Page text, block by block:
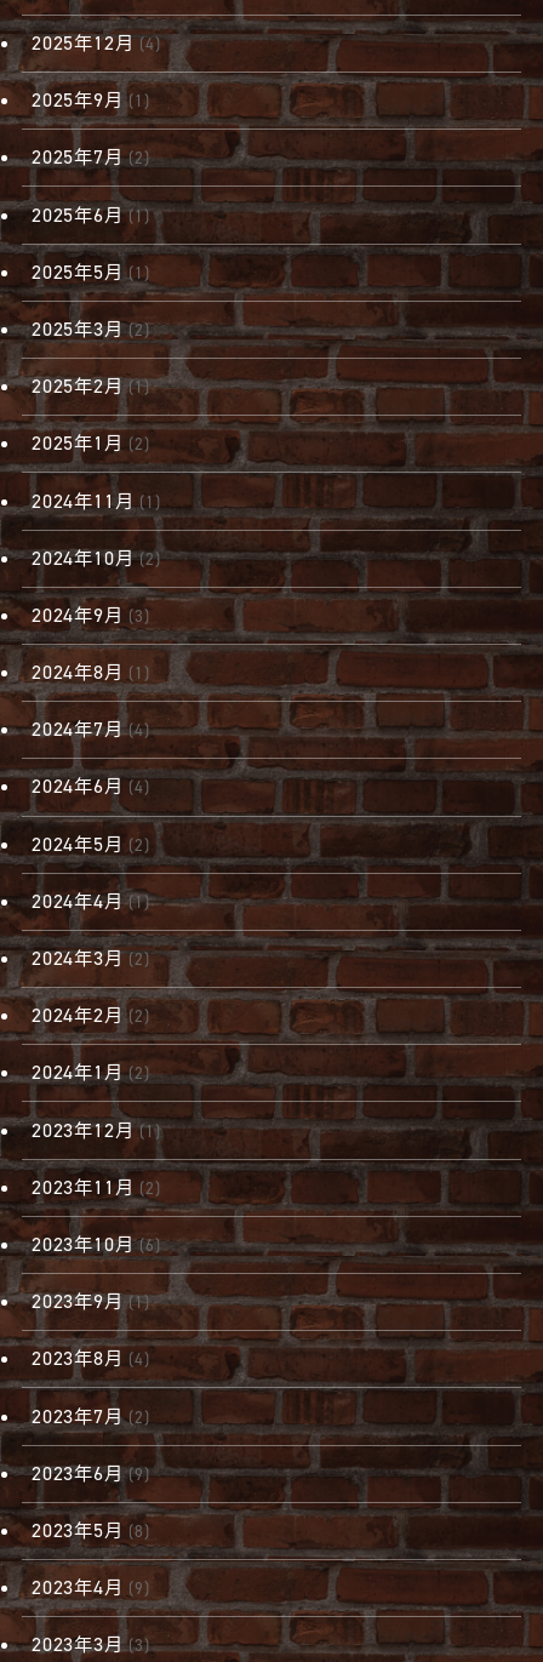
2025年12月 (4)
2025年9月 (1)
2025年7月(2)
2025年6月(1)
2025年5月 (1)
2025年3月(2)
2025年2月 (1)
2025年1月 (2)
2024年11月 (1)
2024年10月(2)
2024年9月 (3)
2024年8月 (1)
2024年7月(4)
2024年6月 (4)
2024年5月 (2)
2024年4月(1)
2024年3月 (2)
2024年2月 (2)
2024年1月(2)
2023年12月(1)
2023年11月 (2)
2023年10月(6)
2023年9月(1)
2023年8月 (4)
2023年7月(2)
2023年6月(9)
2023年5月 (8)
2023年4月 (9)
2023年3月(3)